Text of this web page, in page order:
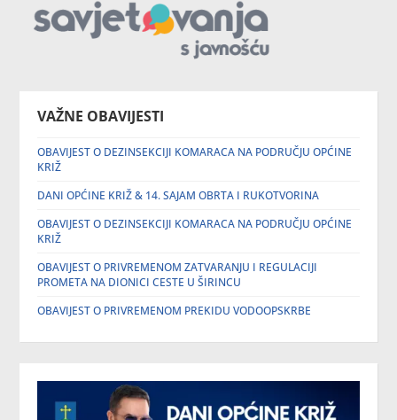
VAŽNE OBAVIJESTI
OBAVIJEST O DEZINSEKCIJI KOMARACA NA PODRUČJU OPĆINE
KRIŽ
DANI OPĆINE KRIŽ & 14. SAJAM OBRTA I RUKOTVORINA
OBAVIJEST O DEZINSEKCIJI KOMARACA NA PODRUČJU OPĆINE
KRIŽ
OBAVIJEST O PRIVREMENOM ZATVARANJU I REGULACIJI
PROMETA NA DIONICI CESTE U ŠIRINCU
OBAVIJEST O PRIVREMENOM PREKIDU VODOOPSKRBE